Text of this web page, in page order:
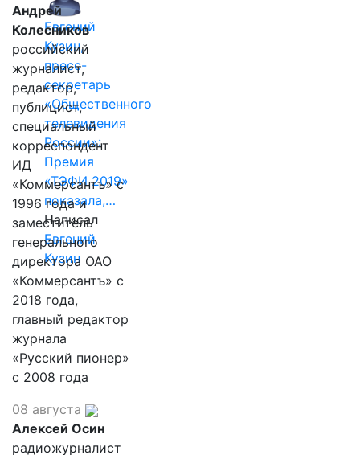
Евгений
Кузин,
пресс-
секретарь
«Общественного
телевидения
России»:
Премия
«ТЭФИ 2019»
показала,…
Написал
Евгений
Кузин
Андрей
Колесников
российский
журналист,
редактор,
публицист,
специальный
корреспондент
ИД
«Коммерсантъ» с
1996 года и
заместитель
генерального
директора ОАО
«Коммерсантъ» с
2018 года,
главный редактор
журнала
«Русский пионер»
с 2008 года
08 августа
Алексей Осин
радиожурналист